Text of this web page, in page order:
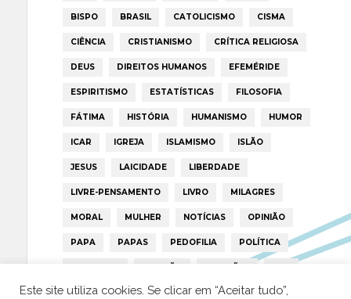
BISPO BRASIL CATOLICISMO CISMA
CIÊNCIA CRISTIANISMO CRÍTICA RELIGIOSA
DEUS DIREITOS HUMANOS EFEMÉRIDE
ESPIRITISMO ESTATÍSTICAS FILOSOFIA
FÁTIMA HISTÓRIA HUMANISMO HUMOR
ICAR IGREJA ISLAMISMO ISLÃO
JESUS LAICIDADE LIBERDADE
LIVRE-PENSAMENTO LIVRO MILAGRES
MORAL MULHER NOTÍCIAS OPINIÃO
PAPA PAPAS PEDOFILIA POLÍTICA
PORTUGAL RELIGIÃO RELIGIÕES RTP
TRUMP VATICANO
Este site utiliza cookies. Se clicar em “Aceitar tudo”,